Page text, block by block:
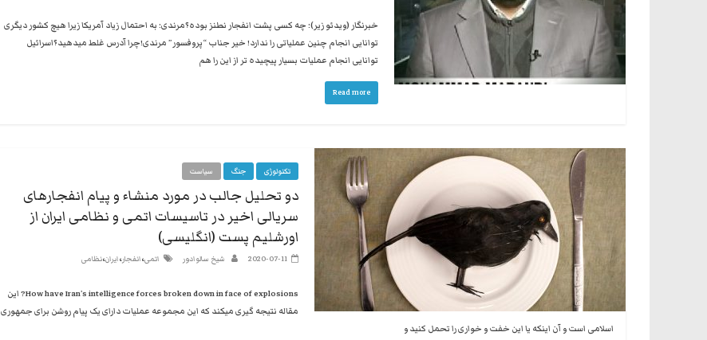
خبرنگار (ویدئو زیر): چه کسی پشت انفجار نطنز بوده؟مرندی: به احتمال زیاد آمریکا زیرا هیچ کشور دیگری
توانایی انجام چنین عملیاتی را ندارد! خیر جناب “پروفسور” مرندی!چرا آدرس غلط میدهید؟اسرائیل
توانایی انجام عملیات بسیار پیچیده تر از این را هم
Read more
تکنولوژی جنگ سیاست
دو تحلیل جالب در مورد منشاء و پیام انفجارهای
سریالی اخیر در تاسیسات اتمی و نظامی ایران از
اورشلیم پست (انگلیسی)
2020-07-11 شیخ سالوادور اتمی،انفجار،ایران،نظامی
How have Iran’s intelligence forces broken down in face of explosions? این
مقاله نتیجه گیری میکند که این مجموعه عملیات دارای یک پیام روشن برای جمهوری
اسلامی است و آن اینکه یا این خفت و خواری را تحمل کنید و